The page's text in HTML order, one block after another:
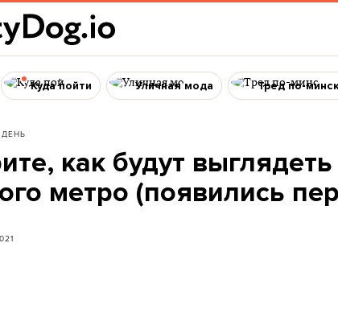
Куда пойти Уличная мода Тред по-
как будут
метро (появились